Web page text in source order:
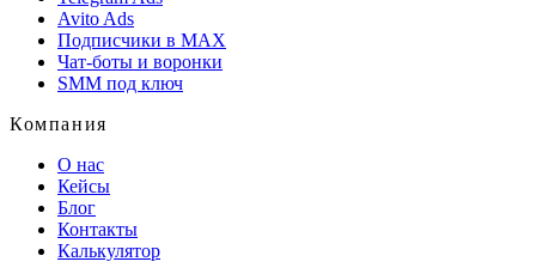
Avito Ads
Подписчики в MAX
Чат-боты и воронки
SMM под ключ
Компания
О нас
Кейсы
Блог
Контакты
Калькулятор